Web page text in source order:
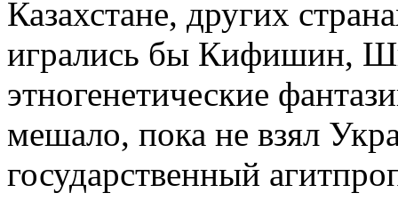
Казахстане, других
игрались бы Кифишин,
этногенетические
мешало, пока не взял
государственный